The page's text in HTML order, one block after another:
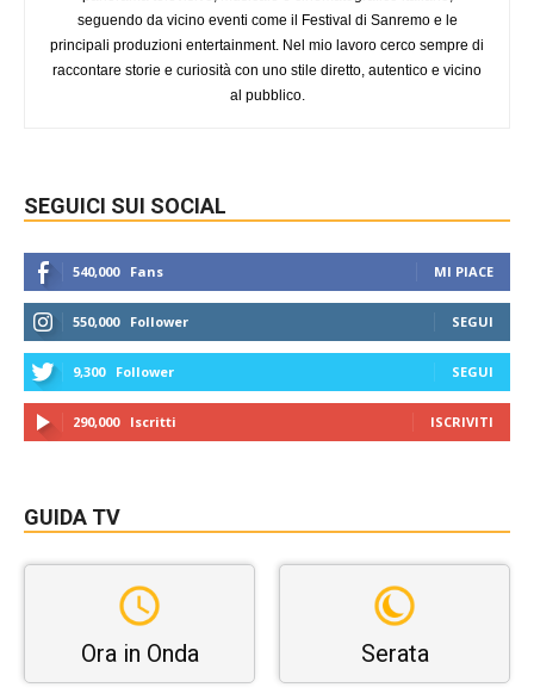
seguendo da vicino eventi come il Festival di Sanremo e le
principali produzioni entertainment. Nel mio lavoro cerco sempre di
raccontare storie e curiosità con uno stile diretto, autentico e vicino
al pubblico.
SEGUICI SUI SOCIAL
540,000 Fans MI PIACE
550,000 Follower SEGUI
9,300 Follower SEGUI
290,000 Iscritti ISCRIVITI
GUIDA TV
Ora in Onda Serata